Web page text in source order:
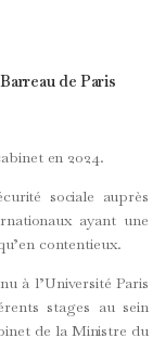
de Paris
en 2024.
sociale auprès
ayant une
contentieux.
à l’Université Paris
stages au sein
de la Ministre du